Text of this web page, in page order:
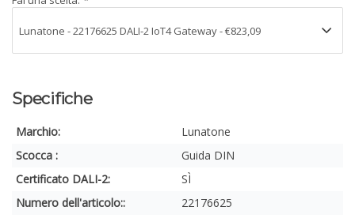
Specifiche
Marchio:
Lunatone
Scocca :
Guida DIN
Certificato DALI-2:
SÌ
Numero dell'articolo::
22176625